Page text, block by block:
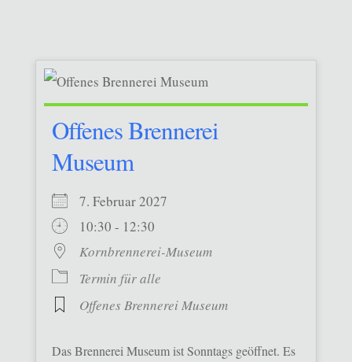
Offenes Brennerei
Museum
7. Februar 2027
10:30 - 12:30
Kornbrennerei-Museum
Termin für alle
Offenes Brennerei Museum
Das Brennerei Museum ist Sonntags geöffnet. Es